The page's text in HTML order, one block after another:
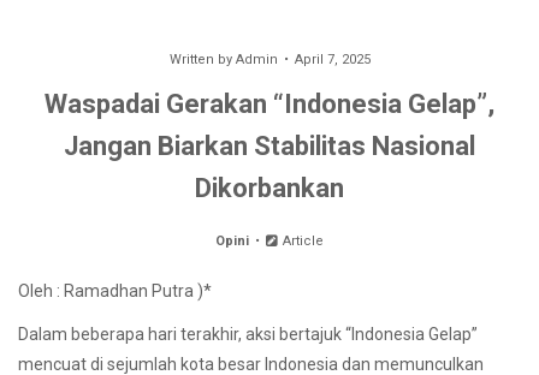
Written by Admin April 7, 2025
Waspadai Gerakan “Indonesia Gelap”,
Jangan Biarkan Stabilitas Nasional
Dikorbankan
Opini Article
Oleh : Ramadhan Putra )*
Dalam beberapa hari terakhir, aksi bertajuk “Indonesia Gelap”
mencuat di sejumlah kota besar Indonesia dan memunculkan